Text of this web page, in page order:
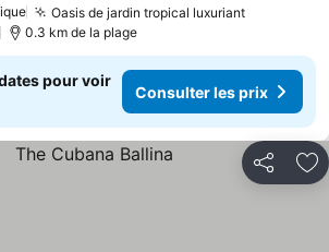
Oasis de jardin tropical luxuriant
0.3 km de la plage
pour voir
Consulter les prix
Partager